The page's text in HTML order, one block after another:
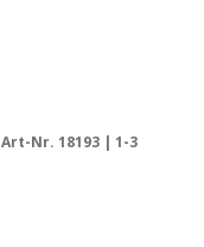
Art-Nr. 18193 | 1-3